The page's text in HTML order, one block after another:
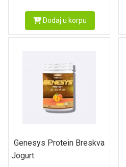
Dodaj u korpu
Genesys Protein Breskva
Jogurt